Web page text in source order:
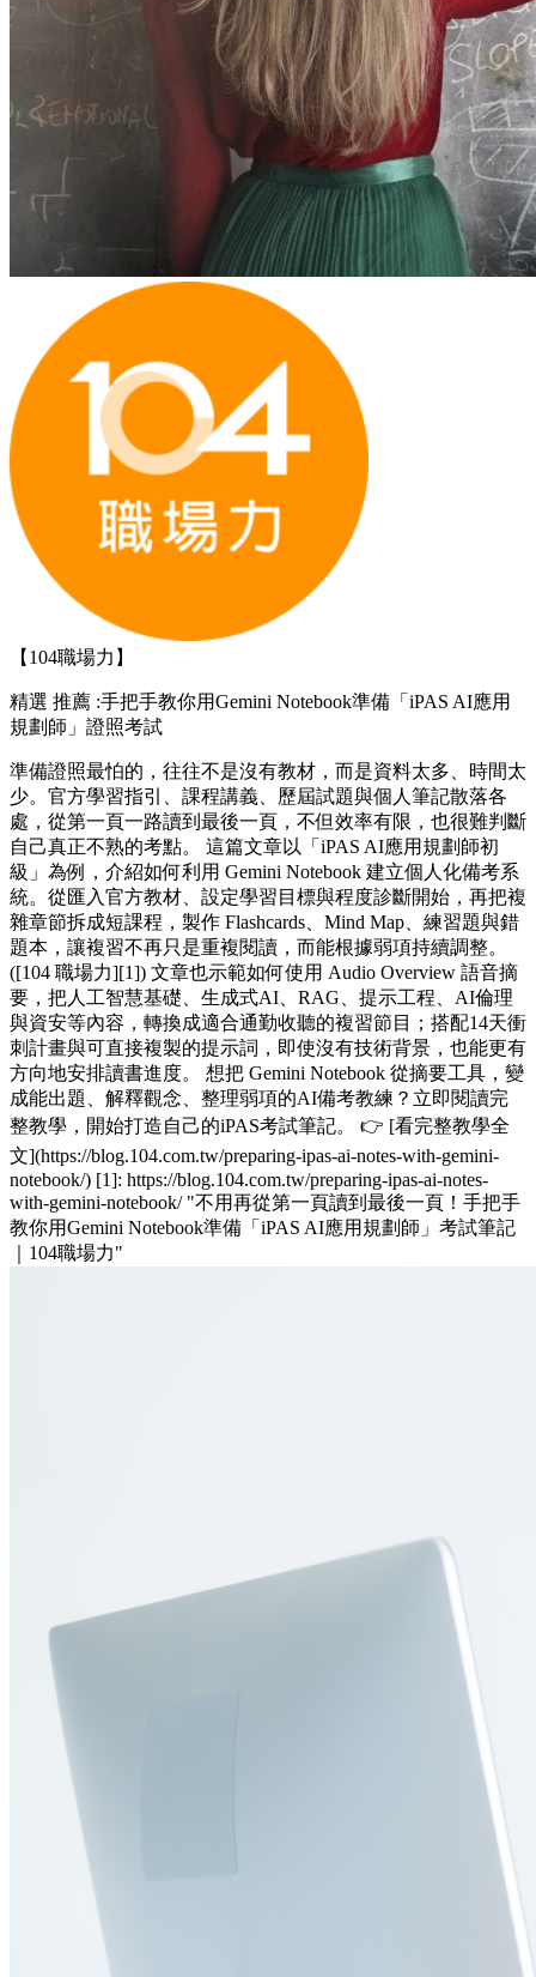
【104職場力】
精選 推薦 :手把手教你用Gemini Notebook準備「iPAS AI應用
規劃師」證照考試
準備證照最怕的，往往不是沒有教材，而是資料太多、時間太
少。官方學習指引、課程講義、歷屆試題與個人筆記散落各
處，從第一頁一路讀到最後一頁，不但效率有限，也很難判斷
自己真正不熟的考點。 這篇文章以「iPAS AI應用規劃師初
級」為例，介紹如何利用 Gemini Notebook 建立個人化備考系
統。從匯入官方教材、設定學習目標與程度診斷開始，再把複
雜章節拆成短課程，製作 Flashcards、Mind Map、練習題與錯
題本，讓複習不再只是重複閱讀，而能根據弱項持續調整。
([104 職場力][1]) 文章也示範如何使用 Audio Overview 語音摘
要，把人工智慧基礎、生成式AI、RAG、提示工程、AI倫理
與資安等內容，轉換成適合通勤收聽的複習節目；搭配14天衝
刺計畫與可直接複製的提示詞，即使沒有技術背景，也能更有
方向地安排讀書進度。 想把 Gemini Notebook 從摘要工具，變
成能出題、解釋觀念、整理弱項的AI備考教練？立即閱讀完
整教學，開始打造自己的iPAS考試筆記。 👉 [看完整教學全
文](https://blog.104.com.tw/preparing-ipas-ai-notes-with-gemini-
notebook/) [1]: https://blog.104.com.tw/preparing-ipas-ai-notes-
with-gemini-notebook/ "不用再從第一頁讀到最後一頁！手把手
教你用Gemini Notebook準備「iPAS AI應用規劃師」考試筆記
｜104職場力"